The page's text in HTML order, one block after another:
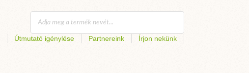
Útmutató igénylése Partnereink Írjon nekünk